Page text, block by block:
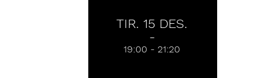
TIR. 15 DES.
19:00 - 21:20